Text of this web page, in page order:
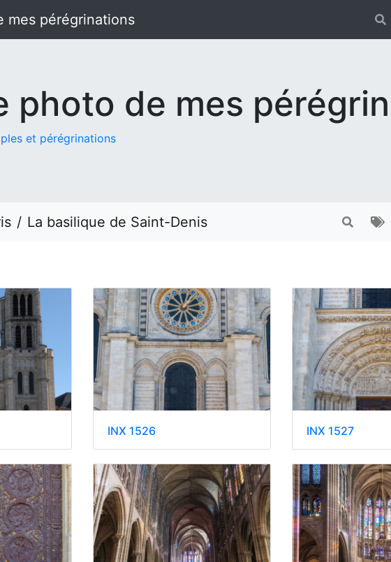
mes pérégrinations
photo de mes
et pérégrinations
La basilique de Saint-Denis
INX 1526 INX 1527